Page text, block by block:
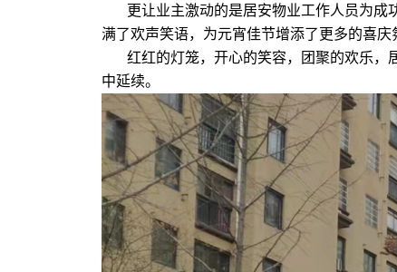
更让业主激动的是居安物业工作人员为
满了欢声笑语，为元宵佳节增添了更多的喜庆
红红的灯笼，开心的笑容，团聚的欢乐，
中延续。